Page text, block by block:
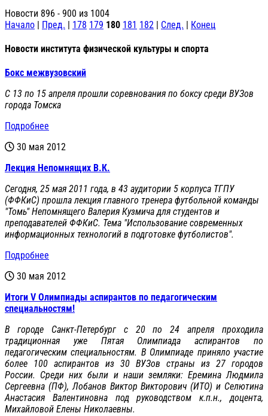
Новости 896 - 900 из 1004
Начало | Пред. | 178 179 180 181 182 | След. | Конец
Новости института физической культуры и спорта
Бокс межвузовский
С 13 по 15 апреля прошли соревнования по боксу среди ВУЗов
города Томска
Подробнее
30 мая 2012
Лекция Непомнящих В.К.
Сегодня, 25 мая 2011 года, в 43 аудитории 5 корпуса ТГПУ
(ФФКиС) прошла лекция главного тренера футбольной команды
"Томь" Непомнящего Валерия Кузмича для студентов и
преподавателей ФФКиС. Тема "Использование современных
информационных технологий в подготовке футболистов".
Подробнее
30 мая 2012
Итоги V Олимпиады аспирантов по педагогическим
специальностям!
В городе Санкт-Петербург с 20 по 24 апреля проходила
традиционная уже Пятая Олимпиада аспирантов по
педагогическим специальностям. В Олимпиаде приняло участие
более 100 аспирантов из 30 ВУЗов страны из 27 городов
России. Среди них были и наши земляки: Еремина Людмила
Сергеевна (ПФ), Лобанов Виктор Викторович (ИТО) и Селютина
Анастасия Валентиновна под руководством к.п.н., доцента,
Михайловой Елены Николаевны.